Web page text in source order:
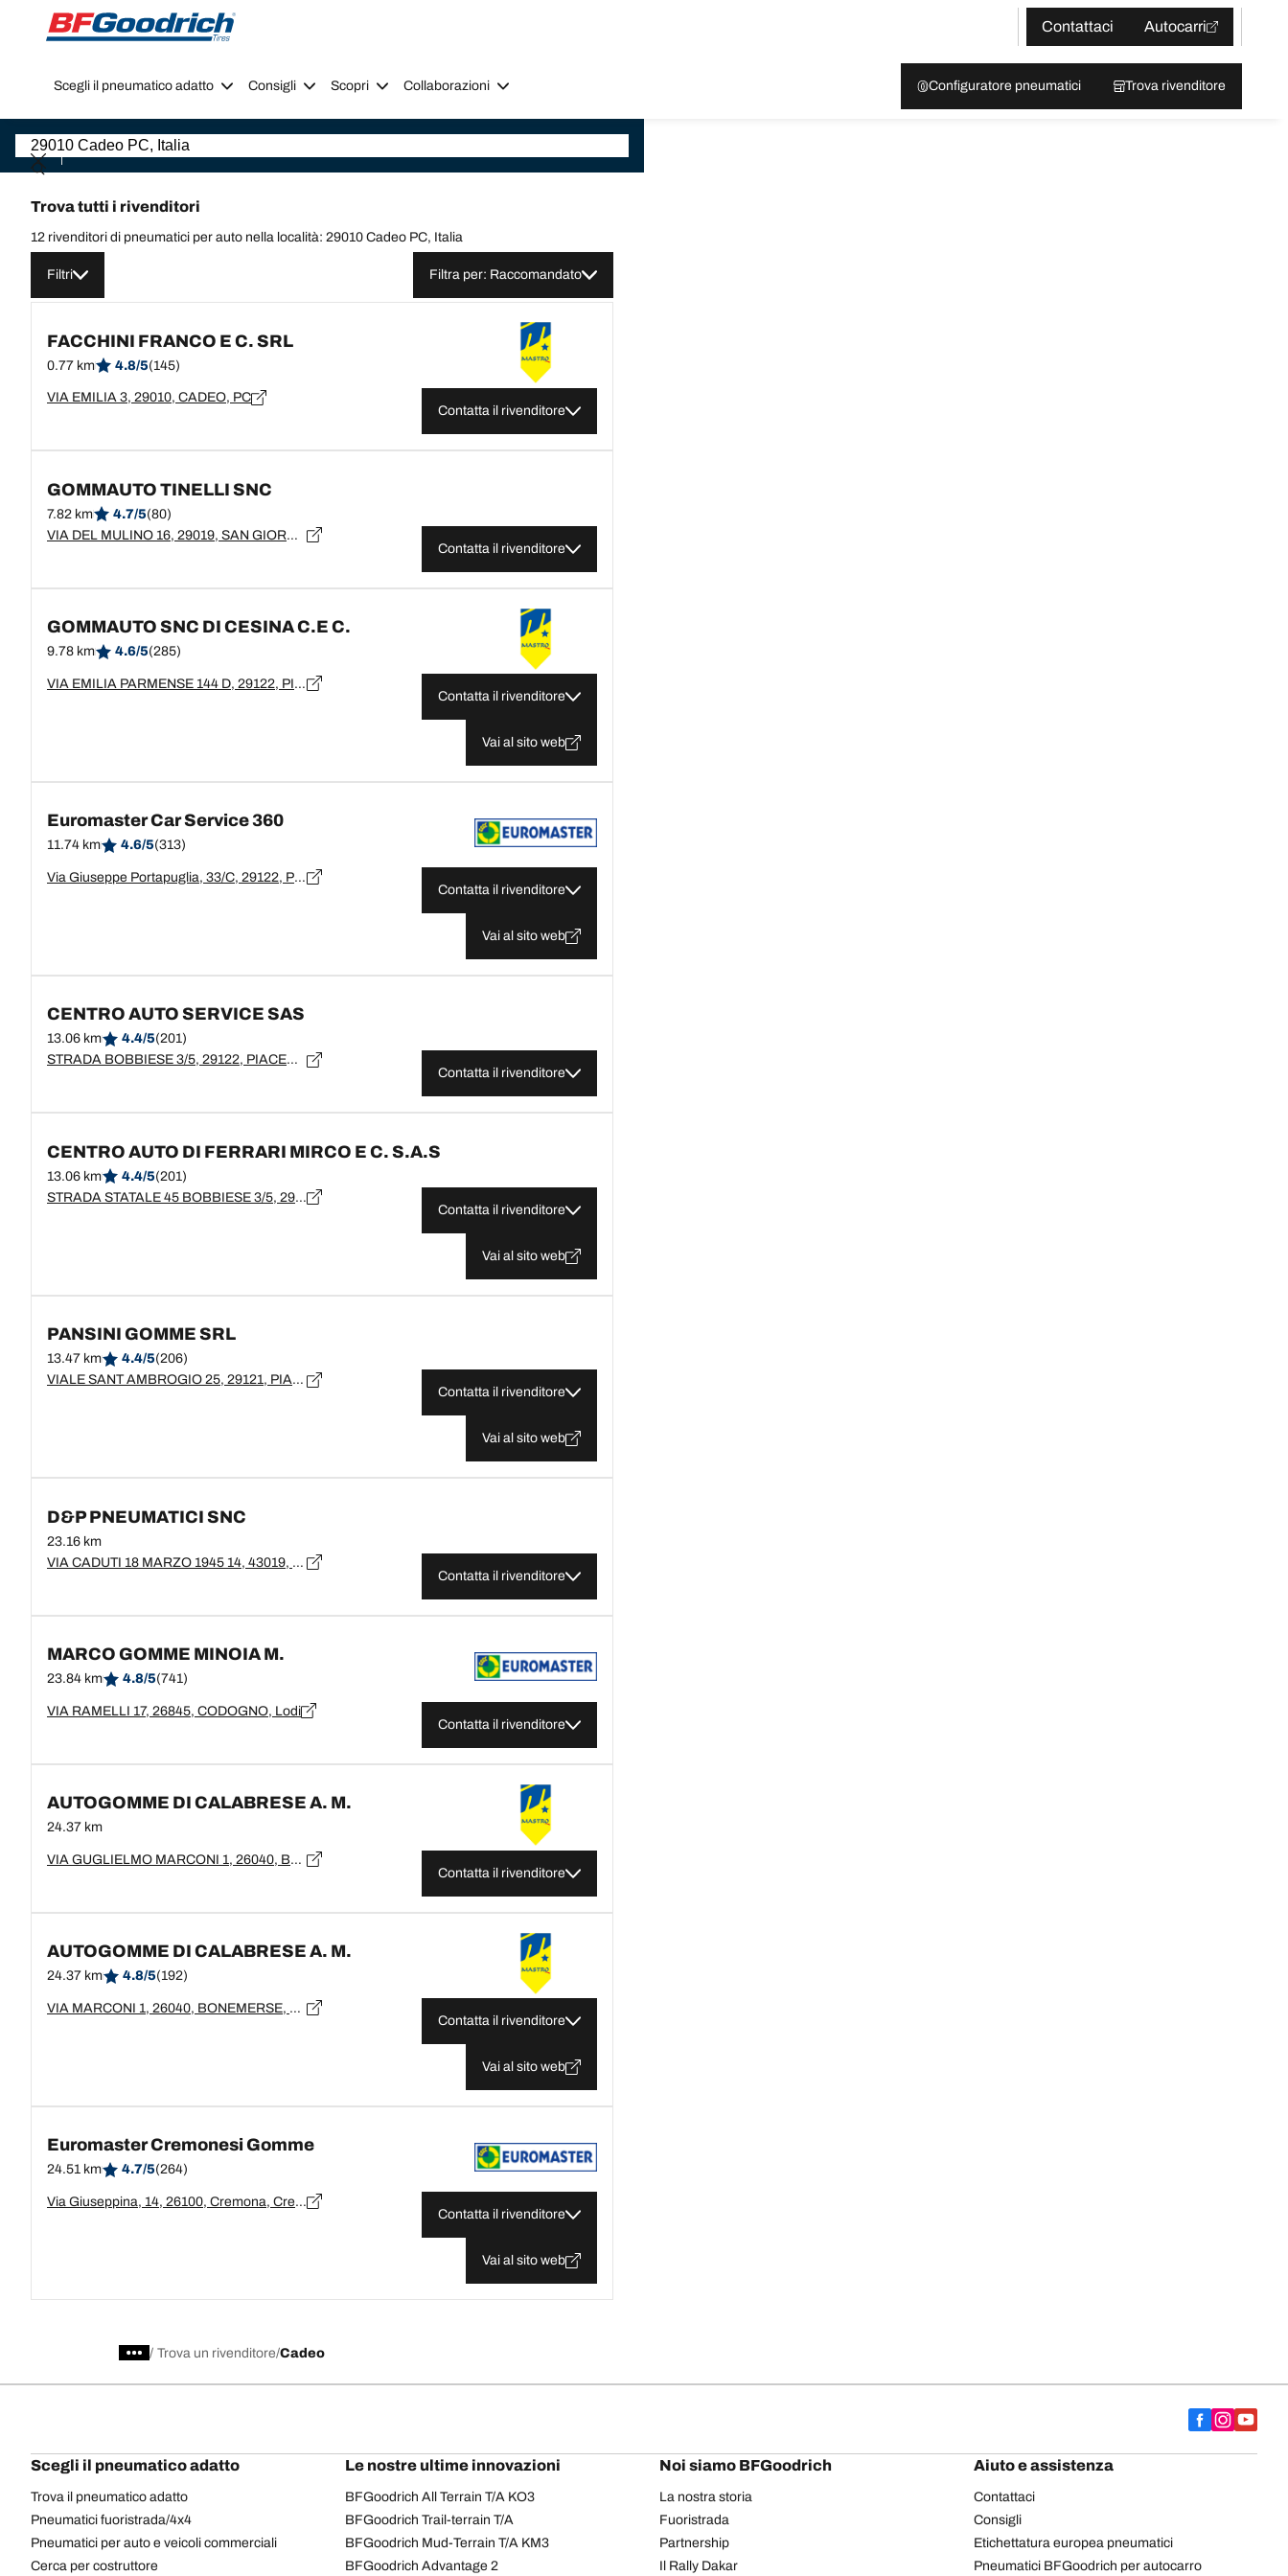
Go to page content
Go to page navigation
Contattaci
Autocarri
Scegli il pneumatico adatto Consigli Scopri Collaborazioni Configuratore pneumatici Trova rivenditore
Trova tutti i rivenditori
12 rivenditori di pneumatici per auto nella località: 29010 Cadeo PC, Italia
Filtri Filtra per: Raccomandato
FACCHINI FRANCO E C. SRL
0.77 km 4.8/5(145)
VIA EMILIA 3, 29010, CADEO, PC
Contatta il rivenditore
GOMMAUTO TINELLI SNC
7.82 km 4.7/5(80)
VIA DEL MULINO 16, 29019, SAN GIORGIO PIACENTINO, IT
Contatta il rivenditore
GOMMAUTO SNC DI CESINA C.E C.
9.78 km 4.6/5(285)
VIA EMILIA PARMENSE 144 D, 29122, PIACENZA, PC
Contatta il rivenditore
Vai al sito web
Euromaster Car Service 360
11.74 km 4.6/5(313)
Via Giuseppe Portapuglia, 33/C, 29122, Piacenza, Piacenza
Contatta il rivenditore
Vai al sito web
CENTRO AUTO SERVICE SAS
13.06 km 4.4/5(201)
STRADA BOBBIESE 3/5, 29122, PIACENZA, IT
Contatta il rivenditore
CENTRO AUTO DI FERRARI MIRCO E C. S.A.S
13.06 km 4.4/5(201)
STRADA STATALE 45 BOBBIESE 3/5, 29122, PIACENZA, PC
Contatta il rivenditore
Vai al sito web
PANSINI GOMME SRL
13.47 km 4.4/5(206)
VIALE SANT AMBROGIO 25, 29121, PIACENZA, PC
Contatta il rivenditore
Vai al sito web
D&P PNEUMATICI SNC
23.16 km
VIA CADUTI 18 MARZO 1945 14, 43019, SORAGNA
Contatta il rivenditore
MARCO GOMME MINOIA M.
23.84 km 4.8/5(741)
VIA RAMELLI 17, 26845, CODOGNO, Lodi
Contatta il rivenditore
AUTOGOMME DI CALABRESE A. M.
24.37 km
VIA GUGLIELMO MARCONI 1, 26040, BONEMERSE, CR
Contatta il rivenditore
AUTOGOMME DI CALABRESE A. M.
24.37 km 4.8/5(192)
VIA MARCONI 1, 26040, BONEMERSE, CR
Contatta il rivenditore
Vai al sito web
Euromaster Cremonesi Gomme
24.51 km 4.7/5(264)
Via Giuseppina, 14, 26100, Cremona, Cremona
Contatta il rivenditore
Vai al sito web
/ Trova un rivenditore Cadeo
Scegli il pneumatico adatto
Trova il pneumatico adatto
Pneumatici fuoristrada/4x4
Pneumatici per auto e veicoli commerciali
Cerca per costruttore
Le nostre ultime innovazioni
BFGoodrich All Terrain T/A KO3
BFGoodrich Trail-terrain T/A
BFGoodrich Mud-Terrain T/A KM3
BFGoodrich Advantage 2
Noi siamo BFGoodrich
La nostra storia
Fuoristrada
Partnership
Il Rally Dakar
Aiuto e assistenza
Contattaci
Consigli
Etichettatura europea pneumatici
Pneumatici BFGoodrich per autocarro